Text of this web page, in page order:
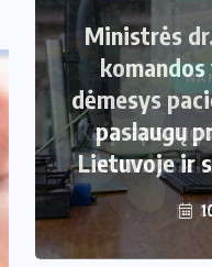
Ministrės
dėmesys
paslaugų
Lietuvoje ir